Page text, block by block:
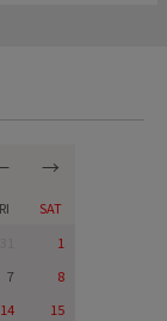
→
SAT
1
7
8
14
15